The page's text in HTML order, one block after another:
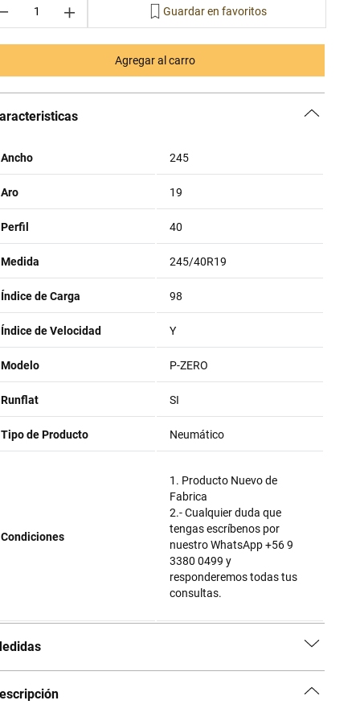
＋
Agregar al carro
Ancho 245
Aro 19
Perfil 40
Medida 245/40R19
Índice de Carga 98
Índice de Velocidad Y
Modelo P-ZERO
Runflat SI
Tipo de Producto Neumático
Condiciones
1. Producto Nuevo de
Fabrica
2.- Cualquier duda que
tengas escríbenos por
nuestro WhatsApp +56 9
3380 0499 y
responderemos todas tus
consultas.